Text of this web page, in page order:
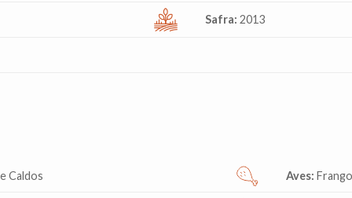
Safra: 2013
Caldos Aves: